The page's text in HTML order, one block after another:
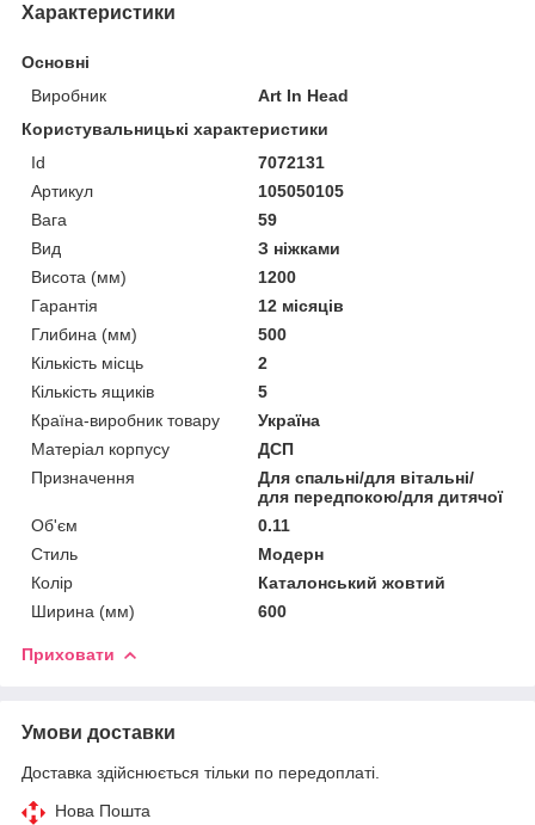
Характеристики
Основні
Виробник
Art In Head
Користувальницькі характеристики
Id
7072131
Артикул
105050105
Вага
59
Вид
З ніжками
Висота (мм)
1200
Гарантія
12 місяців
Глибина (мм)
500
Кількість місць
2
Кількість ящиків
5
Країна-виробник товару
Україна
Матеріал корпусу
ДСП
Призначення
Для спальні/для вітальні/
для передпокою/для дитячої
Об'єм
0.11
Стиль
Модерн
Колір
Каталонський жовтий
Ширина (мм)
600
Приховати
Умови доставки
Доставка здійснюється тільки по передоплаті.
Нова Пошта